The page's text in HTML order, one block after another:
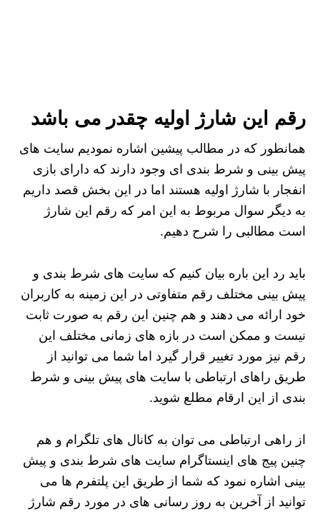
رقم این شارژ اولیه چقدر می باشد
همانطور که در مطالب پیشین اشاره نمودیم سایت های
پیش بینی و شرط بندی ای وجود دارند که دارای بازی
انفجار با شارژ اولیه هستند اما در این بخش قصد داریم
به دیگر سوال مربوط به این امر که رقم این شارژ
است مطالبی را شرح دهیم.
باید رد این باره بیان کنیم که سایت های شرط بندی و
پیش بینی مختلف رقم متفاوتی در این زمینه به کاربران
خود ارائه می دهند و هم چنین این رقم به صورت ثابت
نیست و ممکن است در بازه های زمانی مختلف این
رقم نیز مورد تغییر قرار گیرد اما شما می توانید از
طریق راهای ارتباطی با سایت های پیش بینی و شرط
بندی از این ارقام مطلع شوید.
از راهی ارتباطی می توان به کانال های تلگرام و هم
چنین پیج های اینستاگرام سایت های شرط بندی و پیش
بینی اشاره نمود که شما از طریق این پلتفرم ها می
توانید از آخرین به روز رسانی های در مورد رقم شارژ